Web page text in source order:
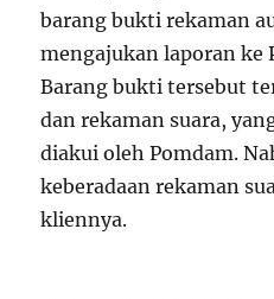
barang bukti rekaman
mengajukan laporan ke
Barang bukti tersebut
dan rekaman suara,
diakui oleh Pomdam.
keberadaan rekaman
kliennya.